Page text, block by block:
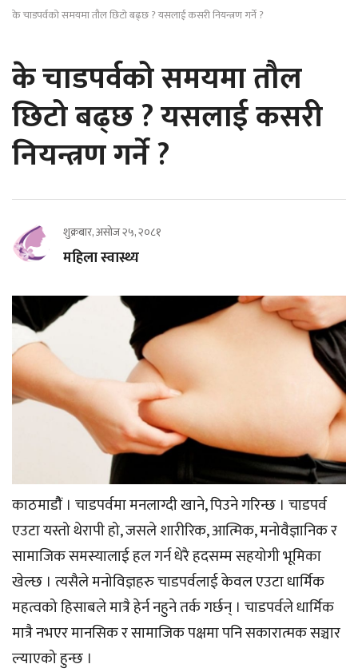
के चाडपर्वको समयमा तौल छिटो बढ्छ ? यसलाई कसरी नियन्त्रण गर्ने ?
के चाडपर्वको समयमा तौल
छिटो बढ्छ ? यसलाई कसरी
नियन्त्रण गर्ने ?
शुक्रबार, असोज २५, २०८१
महिला स्वास्थ्य
काठमाडौैं । चाडपर्वमा मनलाग्दी खाने, पिउने गरिन्छ । चाडपर्व
एउटा यस्तो थेरापी हो, जसले शारीरिक, आत्मिक, मनोवैज्ञानिक र
सामाजिक समस्यालाई हल गर्न धेरै हदसम्म सहयोगी भूमिका
खेल्छ । त्यसैले मनोविज्ञहरु चाडपर्वलाई केवल एउटा धार्मिक
महत्वको हिसाबले मात्रै हेर्न नहुने तर्क गर्छन् । चाडपर्वले धार्मिक
मात्रै नभएर मानसिक र सामाजिक पक्षमा पनि सकारात्मक सञ्चार
ल्याएको हुन्छ ।